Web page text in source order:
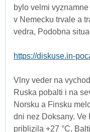
bylo velmi
v Nemecku trvale a
vedra, Podobna
https://diskuse.in-
Vlny veder na
Ruska pobalti i na
Norsku a Finsku
dni nez Doksany. Ve
priblizila +27 °C,